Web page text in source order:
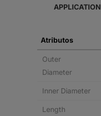
APPLICATION
Atributos
Outer
Diameter
Inner Diameter
Length